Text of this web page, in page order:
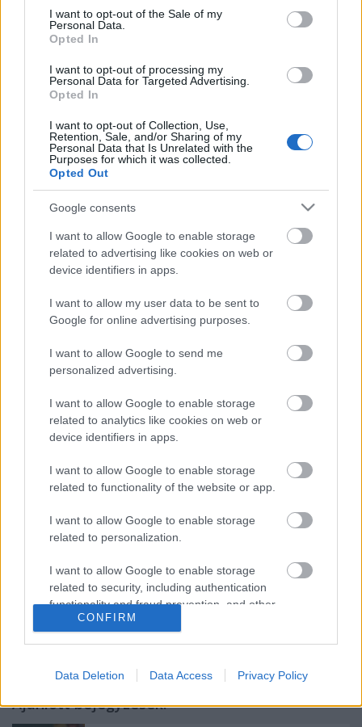
consent section.
I want to opt-out of the Sale of my
Personal Data.
Opted In
I want to opt-out of processing my
Personal Data for Targeted Advertising.
Opted In
I want to opt-out of Collection, Use,
Retention, Sale, and/or Sharing of my
Personal Data that Is Unrelated with the
Purposes for which it was collected.
Opted Out
Google consents
I want to allow Google to enable storage
related to advertising like cookies on web or
device identifiers in apps.
I want to allow my user data to be sent to
Google for online advertising purposes.
I want to allow Google to send me
personalized advertising.
I want to allow Google to enable storage
related to analytics like cookies on web or
device identifiers in apps.
I want to allow Google to enable storage
related to functionality of the website or app.
I want to allow Google to enable storage
related to personalization.
I want to allow Google to enable storage
related to security, including authentication
functionality and fraud prevention, and other
user protection.
CONFIRM
Data Deletion Data Access Privacy Policy
ambíciói, a színiakadémián sem tekinti magát
tanárnak. "Viszont itt dolgozom, és ezek a srácok is
is végigcsináljanak egy egész próbafolyamatot, ne
csak valami párhetes kurzust. Az a megállapodásom
csinálok egy vizsgát, amit aztán játszunk is" -
mondta a rendező.
Göttinger Pálimmár ötödik éve felelős az
Ördögkatlan webes kommunikációjáért. "
Elég agilis
emberek vagyunk, szeretünk egy ötletet a megvalósulásig végighajtani,
sok emberrel kapcsolatban lenni, sok embert vendégül látni. Ez
mindegyikünkben megvan. Ez egy csúcsteljesítmény, fantasztikus dolog
például komolyzenei koncertet hallgatni a szabad ég alatt, világítás nélkül
a sötétben, ahol csak a csillagok vannak és semmi más, vagy az, hogy az
ország élvonalába tartozó színművészeket nézni a tűzforró
tornatermekben és művelődési házak hátsó udvarára. Mindezt úgy élem
csinálok, ennél nem tudok jobbat. Minden évben még egyszer annyit
tanulunk a mesterségünkről, mint amit addig tudtunk, és hatvanszor annyi
jó élményt gyűjtünk be, mint egész évben. A Katlan egy szükséglet" -
fogalmazottGöttinger Pál.
A teljes interjú a Fidelión olvasható.
Ajánlott bejegyzések: